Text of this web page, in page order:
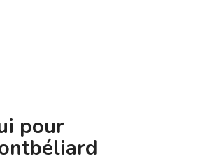
pour